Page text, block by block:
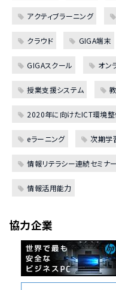
アクティブラーニング
クラウド GIGA端末
GIGAスクール オン
授業支援システム
2020年に向けたICT環境
eラーニング 次期学
情報リテラシー連続セミナー
情報活用能力
協力企業